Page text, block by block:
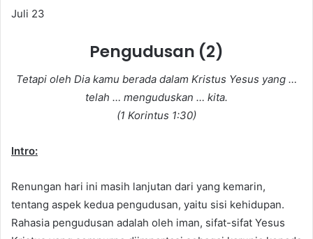
i
Juli 23
Pengudusan (2)
Tetapi oleh Dia kamu berada dalam Kristus Yesus yang …
telah … menguduskan … kita.
(1 Korintus 1:30)
Intro:
Renungan hari ini masih lanjutan dari yang kemarin,
tentang aspek kedua pengudusan, yaitu sisi kehidupan.
Rahasia pengudusan adalah oleh iman, sifat-sifat Yesus